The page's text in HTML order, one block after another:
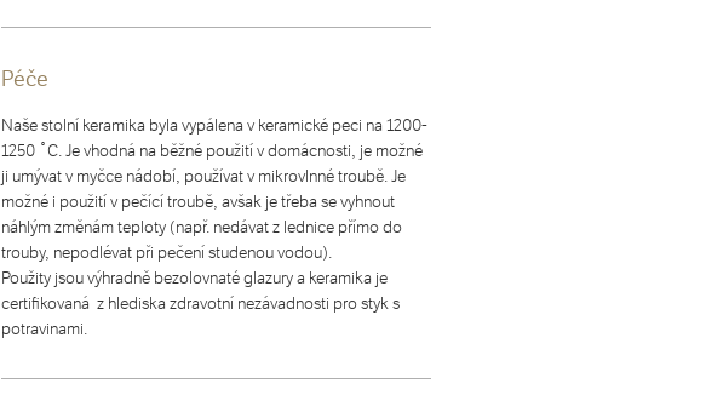
Péče
Naše stolní keramika byla vypálena v keramické peci na 1200-
1250 ˚C. Je vhodná na běžné použití v domácnosti, je možné
ji umývat v myčce nádobí, používat v mikrovlnné troubě. Je
možné i použití v pečící troubě, avšak je třeba se vyhnout
náhlým změnám teploty (např. nedávat z lednice přímo do
trouby, nepodlévat při pečení studenou vodou).
Použity jsou výhradně bezolovnaté glazury a keramika je
certifikovaná z hlediska zdravotní nezávadnosti pro styk s
potravinami.